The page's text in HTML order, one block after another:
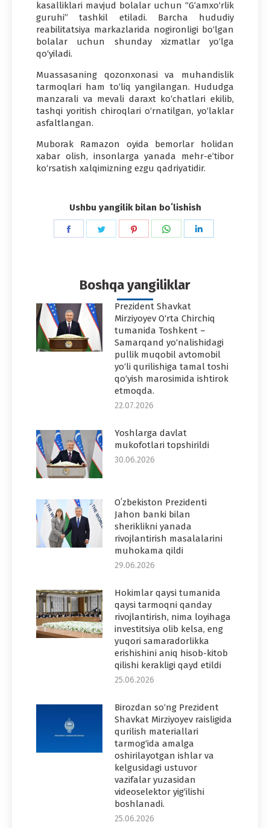
kasalliklari mavjud bolalar uchun “G‘amxo‘rlik
guruhi” tashkil etiladi. Barcha hududiy
reabilitatsiya markazlarida nogironligi bo‘lgan
bolalar uchun shunday xizmatlar yo‘lga
qo‘yiladi.
Muassasaning qozonxonasi va muhandislik
tarmoqlari ham to‘liq yangilangan. Hududga
manzarali va mevali daraxt ko‘chatlari ekilib,
tashqi yoritish chiroqlari o‘rnatilgan, yo‘laklar
asfaltlangan.
Muborak Ramazon oyida bemorlar holidan
xabar olish, insonlarga yanada mehr-e’tibor
ko‘rsatish xalqimizning ezgu qadriyatidir.
Ushbu yangilik bilan boʻlishish
Share
Share
Share
Share
Boshqa yangiliklar
Prezident Shavkat
Mirziyoyev O‘rta Chirchiq
tumanida Toshkent –
Samarqand yo‘nalishidagi
pullik muqobil avtomobil
yo‘li qurilishiga tamal toshi
qo‘yish marosimida ishtirok
etmoqda.
22.07.2026
Yoshlarga davlat
mukofotlari topshirildi
30.06.2026
Oʻzbekiston Prezidenti
Jahon banki bilan
sheriklikni yanada
rivojlantirish masalalarini
muhokama qildi
29.06.2026
Hokimlar qaysi tumanida
qaysi tarmoqni qanday
rivojlantirish, nima loyihaga
investitsiya olib kelsa, eng
yuqori samaradorlikka
erishishini aniq hisob-kitob
qilishi kerakligi qayd etildi
25.06.2026
Birozdan so‘ng Prezident
Shavkat Mirziyoyev raisligida
qurilish materiallari
tarmog‘ida amalga
oshirilayotgan ishlar va
kelgusidagi ustuvor
vazifalar yuzasidan
videoselektor yig‘ilishi
boshlanadi.
25.06.2026